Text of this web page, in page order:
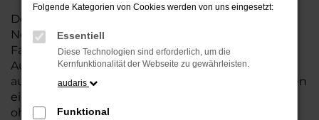
Der Audi Q4 e-tron ist die perfekte Wahl für alle in
Nordenham, die ein zuverlässiges und modernes
Fahrzeug suchen.Mit seiner erstklassigen
Ausstattung, der niedrigen Laufleistung und der
ausgezeichneten Pflege ist dieser Gebrauchtwagen
eine kostengünstige Alternative zum Neuwagen,
ohne auf Komfort und Qualität verzichten zu
Folgende Kategorien von Cookies werden von uns eingesetzt:
Essentiell
Diese Technologien sind erforderlich, um die
Kernfunktionalität der Webseite zu gewährleisten.
audaris
Funktional